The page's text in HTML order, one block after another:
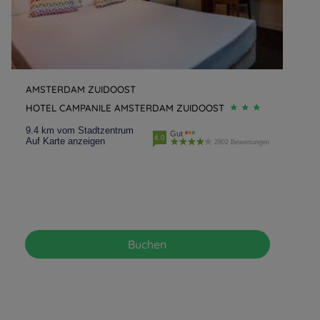
AMSTERDAM ZUIDOOST
HOTEL CAMPANILE AMSTERDAM ZUIDOOST
9.4 km vom Stadtzentrum
Auf Karte anzeigen
4.0 Gut
2802 Bewertungen
Buchen